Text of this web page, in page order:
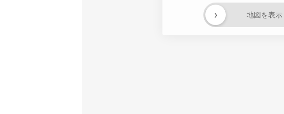
地図を表示
›